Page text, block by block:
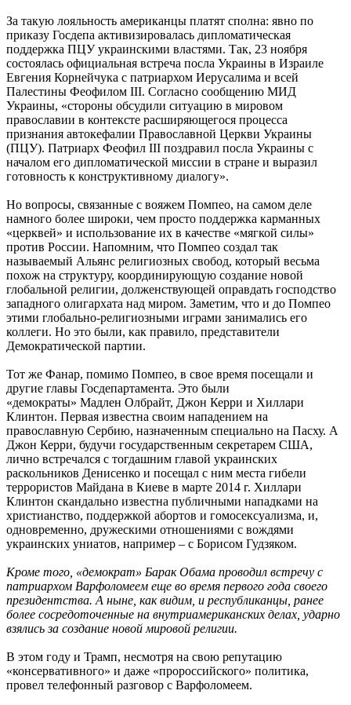
За такую лояльность американцы платят сполна: явно по
приказу Госдепа активизировалась дипломатическая
поддержка ПЦУ украинскими властями. Так, 23 ноября
состоялась официальная встреча посла Украины в Израиле
Евгения Корнейчука с патриархом Иерусалима и всей
Палестины Феофилом III. Согласно сообщению МИД
Украины, «стороны обсудили ситуацию в мировом
православии в контексте расширяющегося процесса
признания автокефалии Православной Церкви Украины
(ПЦУ). Патриарх Феофил III поздравил посла Украины с
началом его дипломатической миссии в стране и выразил
готовность к конструктивному диалогу».
Но вопросы, связанные с вояжем Помпео, на самом деле
намного более широки, чем просто поддержка карманных
«церквей» и использование их в качестве «мягкой силы»
против России. Напомним, что Помпео создал так
называемый Альянс религиозных свобод, который весьма
похож на структуру, координирующую создание новой
глобальной религии, долженствующей оправдать господство
западного олигархата над миром. Заметим, что и до Помпео
этими глобально-религиозными играми занимались его
коллеги. Но это были, как правило, представители
Демократической партии.
Тот же Фанар, помимо Помпео, в свое время посещали и
другие главы Госдепартамента. Это были
«демократы» Мадлен Олбрайт, Джон Керри и Хиллари
Клинтон. Первая известна своим нападением на
православную Сербию, назначенным специально на Пасху. А
Джон Керри, будучи государственным секретарем США,
лично встречался с тогдашним главой украинских
раскольников Денисенко и посещал с ним места гибели
террористов Майдана в Киеве в марте 2014 г. Хиллари
Клинтон скандально известна публичными нападками на
христианство, поддержкой абортов и гомосексуализма, и,
одновременно, дружескими отношениями с вождями
украинских униатов, например – с Борисом Гудзяком.
Кроме того, «демократ» Барак Обама проводил встречу с
патриархом Варфоломеем еще во время первого года своего
президентства. А ныне, как видим, и республиканцы, ранее
более сосредоточенные на внутриамериканских делах, ударно
взялись за создание новой мировой религии.
В этом году и Трамп, несмотря на свою репутацию
«консервативного» и даже «пророссийского» политика,
провел телефонный разговор с Варфоломеем.